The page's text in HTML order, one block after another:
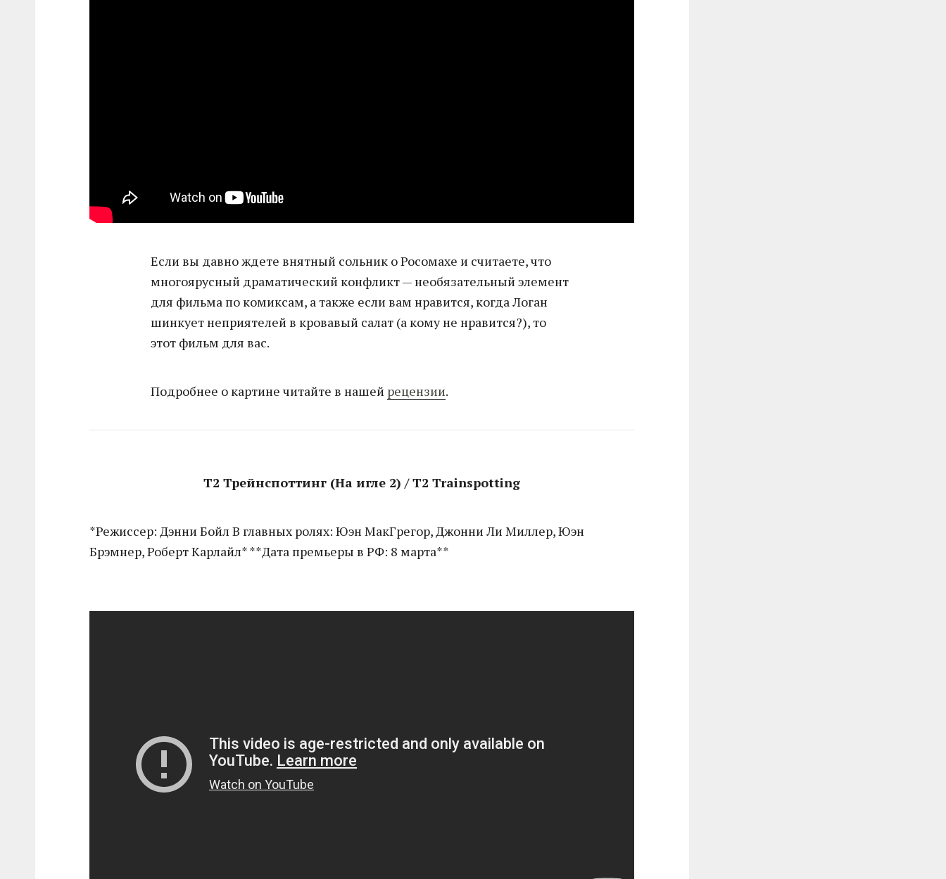
Если вы давно ждете внятный сольник о Росомахе и считаете, что
многоярусный драматический конфликт — необязательный элемент
для фильма по комиксам, а также если вам нравится, когда Логан
шинкует неприятелей в кровавый салат (а кому не нравится?), то
этот фильм для вас.
Подробнее о картине читайте в нашей рецензии.
Т2 Трейнспоттинг (На игле 2) / T2 Trainspotting
*Режиссер: Дэнни Бойл В главных ролях: Юэн МакГрегор, Джонни Ли Миллер, Юэн
Брэмнер, Роберт Карлайл* **Дата премьеры в РФ: 8 марта**